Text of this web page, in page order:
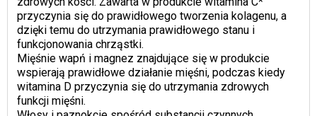
przyczynia się do prawidłowego tworzenia kolagenu, a
dzięki temu do utrzymania prawidłowego stanu i
funkcjonowania chrząstki.
Mięśnie wapń i magnez znajdujące się w produkcie
wspierają prawidłowe działanie mięśni, podczas kiedy
witamina D przyczynia się do utrzymania zdrowych
funkcji mięśni.